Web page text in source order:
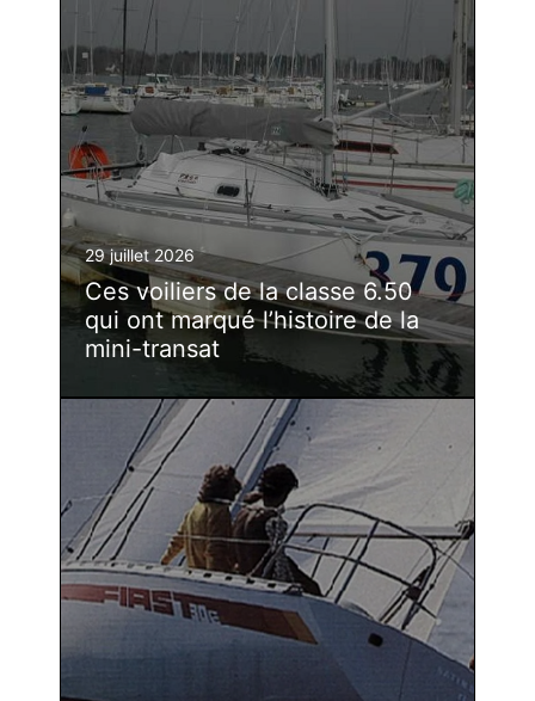
29 juillet 2026
Ces voiliers de la classe 6.50
qui ont marqué l’histoire de la
mini-transat